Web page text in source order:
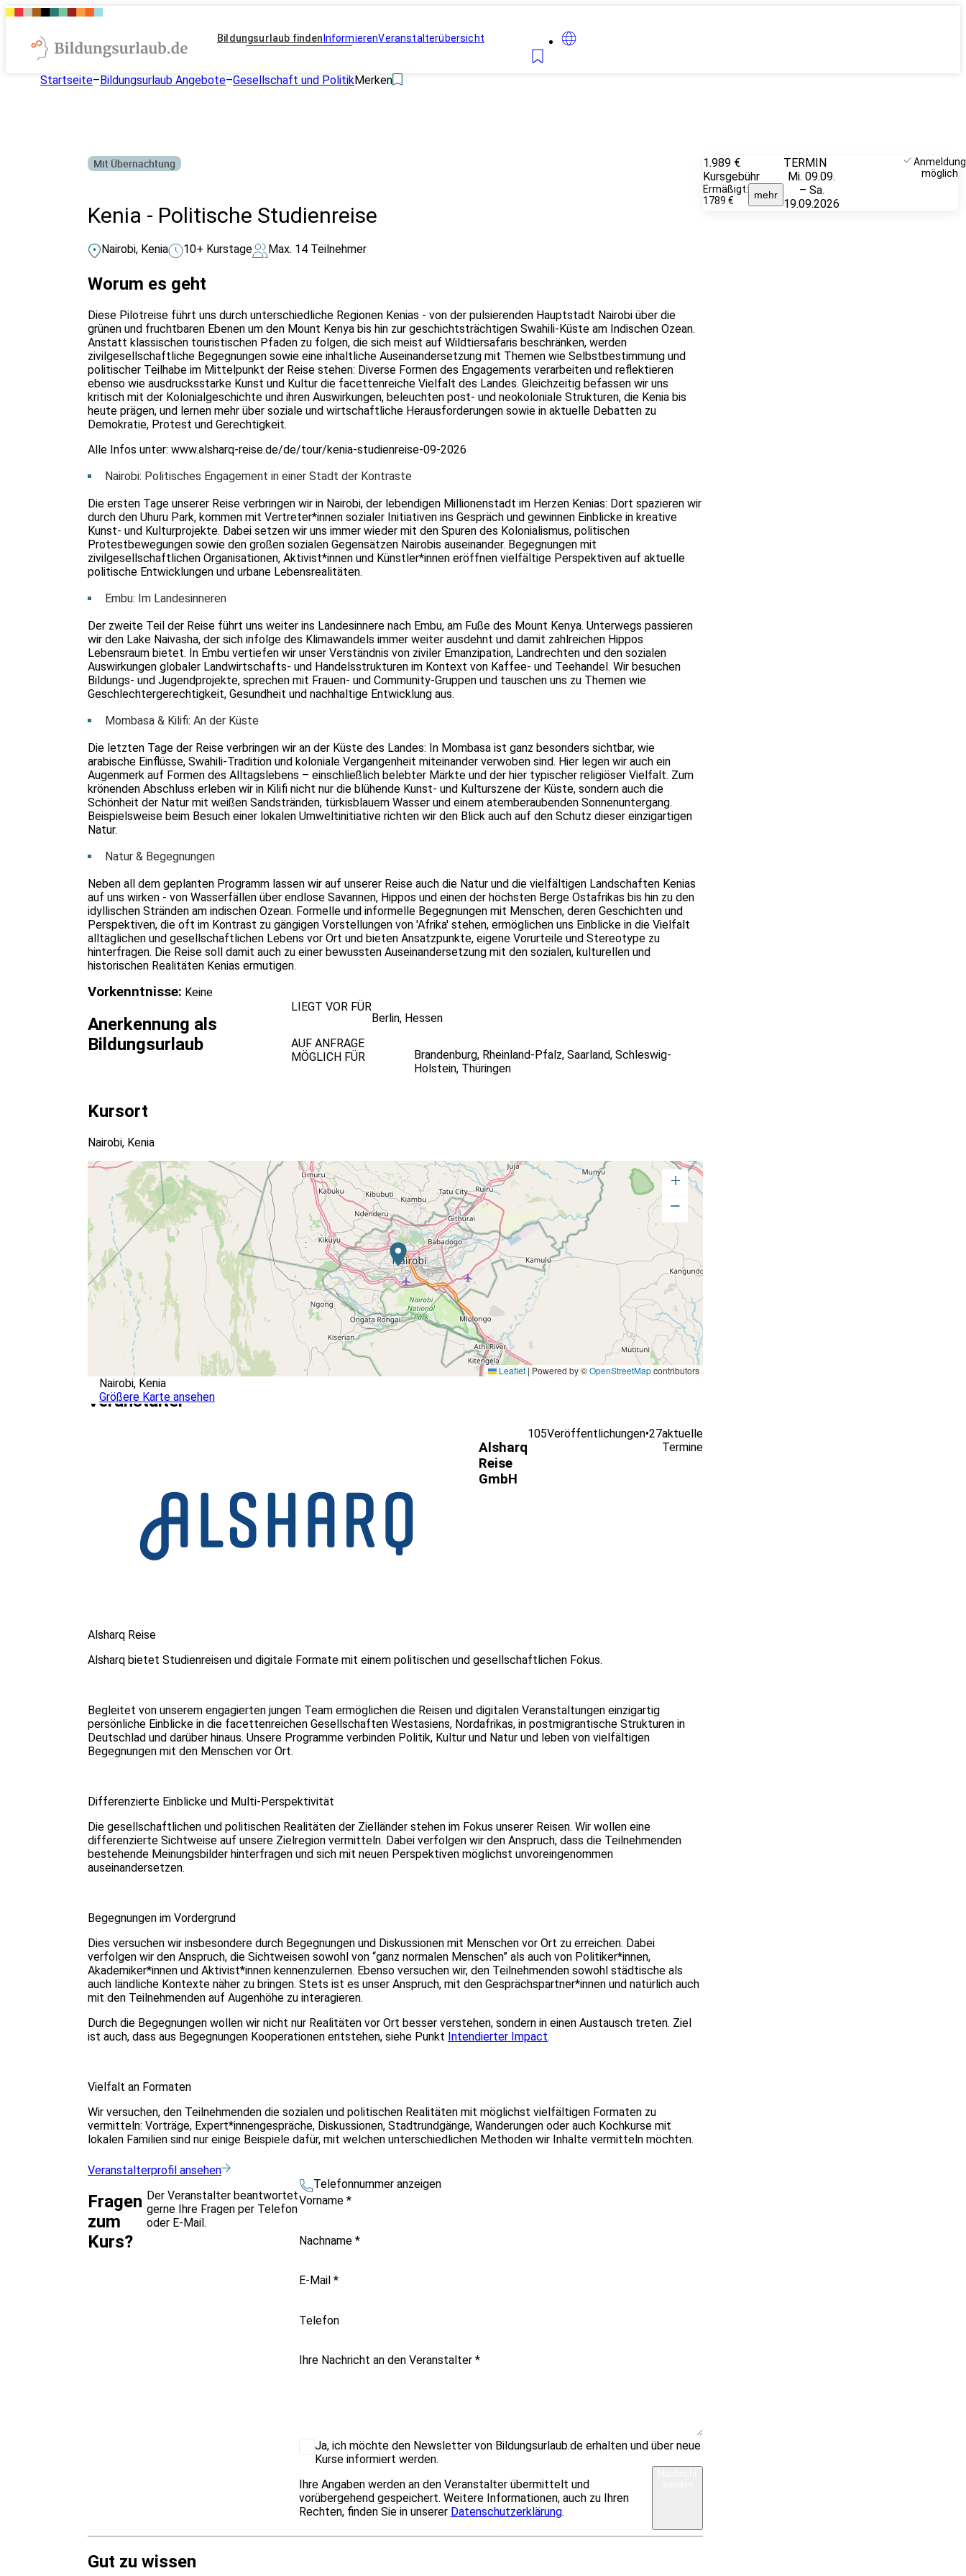
Bildungsurlaub finden InformierenVeranstalterübersicht
Startseite–Bildungsurlaub Angebote–Gesellschaft und PolitikMerken
Mit Übernachtung
Kenia - Politische Studienreise
Nairobi, Kenia 10+ Kurstage Max. 14 Teilnehmer
Worum es geht
Diese Pilotreise führt uns durch unterschiedliche Regionen Kenias - von der pulsierenden Hauptstadt Nairobi über die
grünen und fruchtbaren Ebenen um den Mount Kenya bis hin zur geschichtsträchtigen Swahili-Küste am Indischen Ozean.
Anstatt klassischen touristischen Pfaden zu folgen, die sich meist auf Wildtiersafaris beschränken, werden
zivilgesellschaftliche Begegnungen sowie eine inhaltliche Auseinandersetzung mit Themen wie Selbstbestimmung und
politischer Teilhabe im Mittelpunkt der Reise stehen: Diverse Formen des Engagements verarbeiten und reflektieren
ebenso wie ausdrucksstarke Kunst und Kultur die facettenreiche Vielfalt des Landes. Gleichzeitig befassen wir uns
kritisch mit der Kolonialgeschichte und ihren Auswirkungen, beleuchten post- und neokoloniale Strukturen, die Kenia bis
heute prägen, und lernen mehr über soziale und wirtschaftliche Herausforderungen sowie in aktuelle Debatten zu
Demokratie, Protest und Gerechtigkeit.
Alle Infos unter: www.alsharq-reise.de/de/tour/kenia-studienreise-09-2026
Nairobi: Politisches Engagement in einer Stadt der Kontraste
Die ersten Tage unserer Reise verbringen wir in Nairobi, der lebendigen Millionenstadt im Herzen Kenias: Dort spazieren wir
durch den Uhuru Park, kommen mit Vertreter*innen sozialer Initiativen ins Gespräch und gewinnen Einblicke in kreative
Kunst- und Kulturprojekte. Dabei setzen wir uns immer wieder mit den Spuren des Kolonialismus, politischen
Protestbewegungen sowie den großen sozialen Gegensätzen Nairobis auseinander. Begegnungen mit
zivilgesellschaftlichen Organisationen, Aktivist*innen und Künstler*innen eröffnen vielfältige Perspektiven auf aktuelle
politische Entwicklungen und urbane Lebensrealitäten.
Embu: Im Landesinneren
Der zweite Teil der Reise führt uns weiter ins Landesinnere nach Embu, am Fuße des Mount Kenya. Unterwegs passieren
wir den Lake Naivasha, der sich infolge des Klimawandels immer weiter ausdehnt und damit zahlreichen Hippos
Lebensraum bietet. In Embu vertiefen wir unser Verständnis von ziviler Emanzipation, Landrechten und den sozialen
Auswirkungen globaler Landwirtschafts- und Handelsstrukturen im Kontext von Kaffee- und Teehandel. Wir besuchen
Bildungs- und Jugendprojekte, sprechen mit Frauen- und Community-Gruppen und tauschen uns zu Themen wie
Geschlechtergerechtigkeit, Gesundheit und nachhaltige Entwicklung aus.
Mombasa & Kilifi: An der Küste
Die letzten Tage der Reise verbringen wir an der Küste des Landes: In Mombasa ist ganz besonders sichtbar, wie
arabische Einflüsse, Swahili-Tradition und koloniale Vergangenheit miteinander verwoben sind. Hier legen wir auch ein
Augenmerk auf Formen des Alltagslebens – einschließlich belebter Märkte und der hier typischer religiöser Vielfalt. Zum
krönenden Abschluss erleben wir in Kilifi nicht nur die blühende Kunst- und Kulturszene der Küste, sondern auch die
Schönheit der Natur mit weißen Sandstränden, türkisblauem Wasser und einem atemberaubenden Sonnenuntergang.
Beispielsweise beim Besuch einer lokalen Umweltinitiative richten wir den Blick auch auf den Schutz dieser einzigartigen
Natur.
Natur & Begegnungen
Neben all dem geplanten Programm lassen wir auf unserer Reise auch die Natur und die vielfältigen Landschaften Kenias
auf uns wirken - von Wasserfällen über endlose Savannen, Hippos und einen der höchsten Berge Ostafrikas bis hin zu den
idyllischen Stränden am indischen Ozean. Formelle und informelle Begegnungen mit Menschen, deren Geschichten und
Perspektiven, die oft im Kontrast zu gängigen Vorstellungen von 'Afrika' stehen, ermöglichen uns Einblicke in die Vielfalt
alltäglichen und gesellschaftlichen Lebens vor Ort und bieten Ansatzpunkte, eigene Vorurteile und Stereotype zu
hinterfragen. Die Reise soll damit auch zu einer bewussten Auseinandersetzung mit den sozialen, kulturellen und
historischen Realitäten Kenias ermutigen.
Vorkenntnisse: Keine
Anerkennung als
Bildungsurlaub
LIEGT VOR FÜR
Berlin, Hessen
AUF ANFRAGE
MÖGLICH FÜR
Brandenburg, Rheinland-Pfalz, Saarland, Schleswig-
Holstein, Thüringen
Kursort
Nairobi, Kenia
+
−
Leaflet | Powered by ©OpenStreetMapcontributors
Nairobi, Kenia
Größere Karte ansehen
Veranstalter
Alsharq
Reise
GmbH
105Veröffentlichungen•27aktuelle
Termine
Alsharq Reise
Alsharq bietet Studienreisen und digitale Formate mit einem politischen und gesellschaftlichen Fokus.
Begleitet von unserem engagierten jungen Team ermöglichen die Reisen und digitalen Veranstaltungen einzigartig
persönliche Einblicke in die facettenreichen Gesellschaften Westasiens, Nordafrikas, in postmigrantische Strukturen in
Deutschlad und darüber hinaus. Unsere Programme verbinden Politik, Kultur und Natur und leben von vielfältigen
Begegnungen mit den Menschen vor Ort.
Differenzierte Einblicke und Multi-Perspektivität
Die gesellschaftlichen und politischen Realitäten der Zielländer stehen im Fokus unserer Reisen. Wir wollen eine
differenzierte Sichtweise auf unsere Zielregion vermitteln. Dabei verfolgen wir den Anspruch, dass die Teilnehmenden
bestehende Meinungsbilder hinterfragen und sich mit neuen Perspektiven möglichst unvoreingenommen
auseinandersetzen.
Begegnungen im Vordergrund
Dies versuchen wir insbesondere durch Begegnungen und Diskussionen mit Menschen vor Ort zu erreichen. Dabei
verfolgen wir den Anspruch, die Sichtweisen sowohl von “ganz normalen Menschen” als auch von Politiker*innen,
Akademiker*innen und Aktivist*innen kennenzulernen. Ebenso versuchen wir, den Teilnehmenden sowohl städtische als
auch ländliche Kontexte näher zu bringen. Stets ist es unser Anspruch, mit den Gesprächspartner*innen und natürlich auch
mit den Teilnehmenden auf Augenhöhe zu interagieren.
Durch die Begegnungen wollen wir nicht nur Realitäten vor Ort besser verstehen, sondern in einen Austausch treten. Ziel
ist auch, dass aus Begegnungen Kooperationen entstehen, siehe Punkt Intendierter Impact.
Vielfalt an Formaten
Wir versuchen, den Teilnehmenden die sozialen und politischen Realitäten mit möglichst vielfältigen Formaten zu
vermitteln: Vorträge, Expert*innengespräche, Diskussionen, Stadtrundgänge, Wanderungen oder auch Kochkurse mit
lokalen Familien sind nur einige Beispiele dafür, mit welchen unterschiedlichen Methoden wir Inhalte vermitteln möchten.
Veranstalterprofil ansehen
Fragen
zum
Kurs?
Der Veranstalter beantwortet
gerne Ihre Fragen per Telefon
oder E-Mail.
Telefonnummer anzeigen
Vorname *
Nachname *
E-Mail *
Telefon
Ihre Nachricht an den Veranstalter *
Ja, ich möchte den Newsletter von Bildungsurlaub.de erhalten und über neue
Kurse informiert werden.
Ihre Angaben werden an den Veranstalter übermittelt und
vorübergehend gespeichert. Weitere Informationen, auch zu Ihren
Rechten, finden Sie in unserer Datenschutzerklärung.
Gut zu wissen
1.989 €
Kursgebühr
Ermäßigt:
1789 €
mehr
TERMIN
Mi. 09.09.
– Sa.
19.09.2026
Anmeldung
möglich